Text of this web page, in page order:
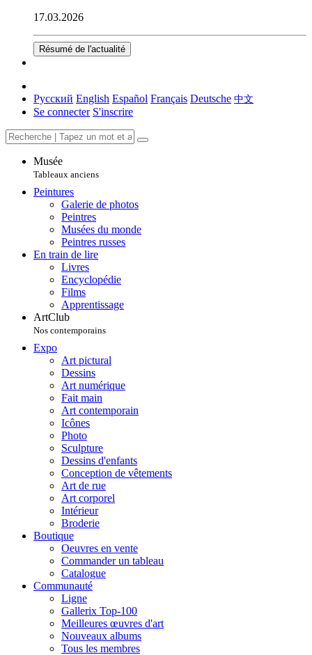
17.03.2026
Résumé de l'actualité
Русский English Español Français Deutsche 中文
Se connecter S'inscrire
Musée
Tableaux anciens
Peintures
Galerie de photos
Peintres
Musées du monde
Peintres russes
En train de lire
Livres
Encyclopédie
Films
Apprentissage
ArtClub
Nos contemporains
Expo
Art pictural
Dessins
Art numérique
Fait main
Art contemporain
Icônes
Photo
Sculpture
Dessins d'enfants
Conception de vêtements
Art de rue
Art corporel
Intérieur
Broderie
Boutique
Oeuvres en vente
Commander un tableau
Catalogue
Communauté
Ligne
Gallerix Top-100
Meilleures œuvres d'art
Nouveaux albums
Tous les membres